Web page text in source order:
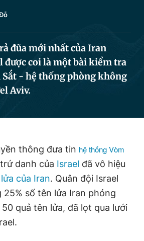
Liên hệ quảng cáo
0908 780 404
đũa mới nhất của Iran
được coi là một bài kiểm tra
- hệ thống phòng không
Aviv.
thông đưa tin hệ thống Vòm
danh của Israel đã vô hiệu
của Iran. Quân đội Israel
số tên lửa Iran phóng
quả tên lửa, đã lọt qua lưới